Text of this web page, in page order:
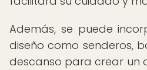
Además, se puede
diseño como senderos,
descanso para crear un